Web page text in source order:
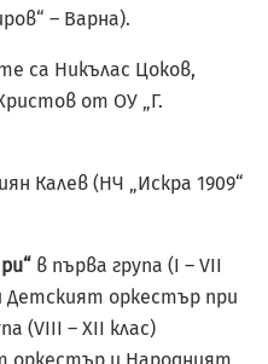
– Варна).
са Никълас Цоков,
от ОУ „Г.
Калев (НЧ „Искра 1909“
в първа група (I – VII
Детският оркестър при
(VIII – XII клас)
оркестър и Народният